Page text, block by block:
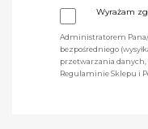
Wyrażam
Administratorem Pana/
bezpośredniego
przetwarzania danych,
Regulaminie Sklepu i